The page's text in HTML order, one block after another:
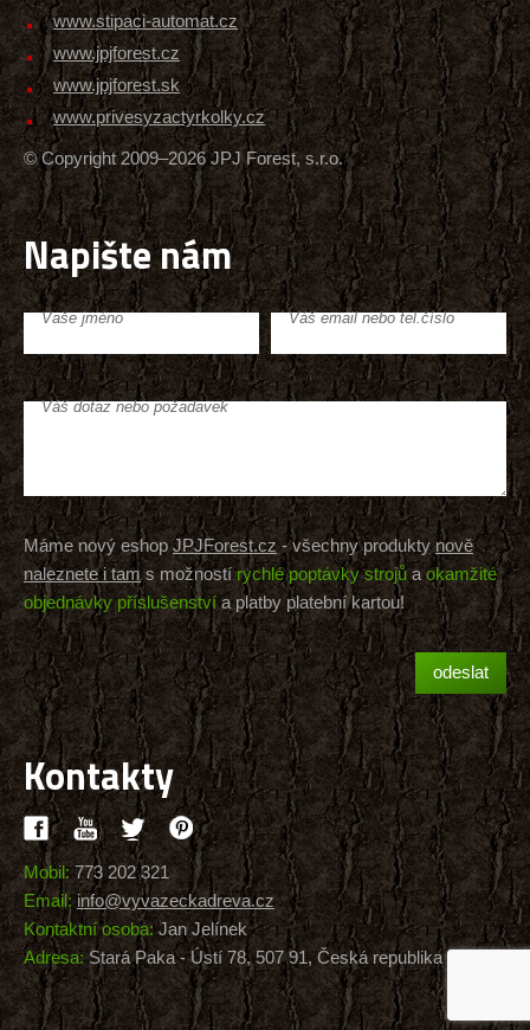
www.stipaci-automat.cz
www.jpjforest.cz
www.jpjforest.sk
www.privesyzactyrkolky.cz
© Copyright 2009–2026 JPJ Forest, s.r.o.
Napište nám
Vaše jméno Váš email nebo tel.číslo
Váš dotaz nebo požadavek
Máme nový eshopJPJForest.cz - všechny produktynově
naleznete i tams možnostírychlé poptávky strojů aokamžité
objednávky příslušenství a platby platební kartou!
Kontakty
Mobil:773 202 321
Email: info@vyvazeckadreva.cz
Kontaktní osoba:Jan Jelínek
Adresa:Stará Paka - Ústí 78, 507 91, Česká republika